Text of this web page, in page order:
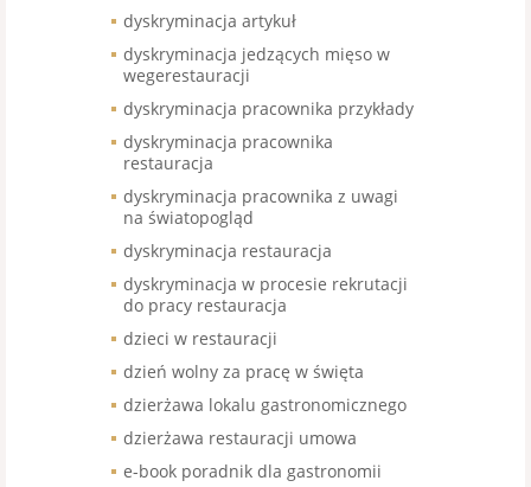
dyskryminacja artykuł
dyskryminacja jedzących mięso w
wegerestauracji
dyskryminacja pracownika przykłady
dyskryminacja pracownika
restauracja
dyskryminacja pracownika z uwagi
na światopogląd
dyskryminacja restauracja
dyskryminacja w procesie rekrutacji
do pracy restauracja
dzieci w restauracji
dzień wolny za pracę w święta
dzierżawa lokalu gastronomicznego
dzierżawa restauracji umowa
e-book poradnik dla gastronomii